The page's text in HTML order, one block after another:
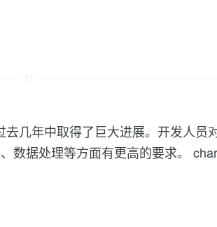
几年中取得了巨大进展。开发人员
数据处理等方面有更高的要求。